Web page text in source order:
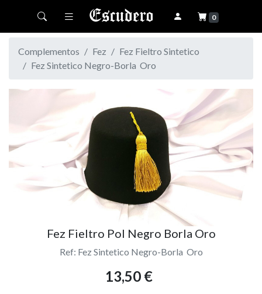
Toggle navigation 0
Complementos Fez
Fez Fieltro Sintetico
Fez Sintetico Negro-Borla Oro
Fez Fieltro Pol Negro Borla Oro
Ref: Fez Sintetico Negro-Borla Oro
13,50 €